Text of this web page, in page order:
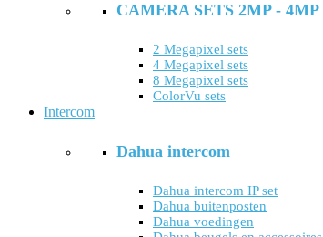
CAMERA SETS 2MP -
2 Megapixel sets
4 Megapixel sets
8 Megapixel sets
ColorVu sets
Intercom
Dahua intercom
Dahua intercom IP set
Dahua buitenposten
Dahua voedingen